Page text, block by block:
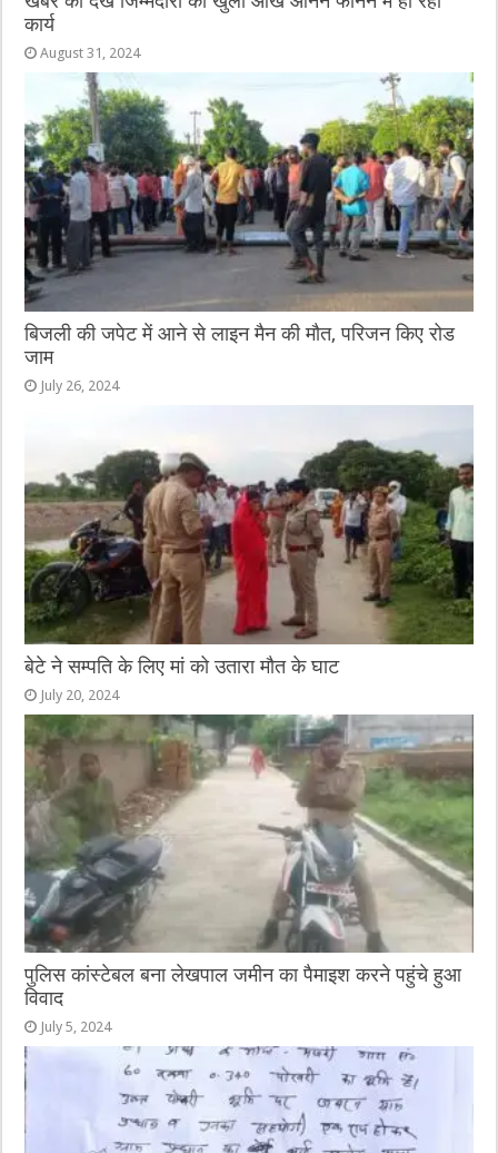
कार्य
August 31, 2024
बिजली की जपेट में आने से लाइन मैन की मौत, परिजन किए रोड
जाम
July 26, 2024
बेटे ने सम्पति के लिए मां को उतारा मौत के घाट
July 20, 2024
पुलिस कांस्टेबल बना लेखपाल जमीन का पैमाइश करने पहुंचे हुआ
विवाद
July 5, 2024